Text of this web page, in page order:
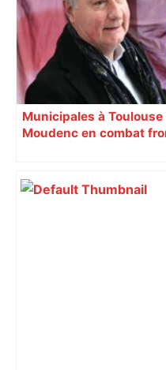
Municipales à
Moudenc en combat